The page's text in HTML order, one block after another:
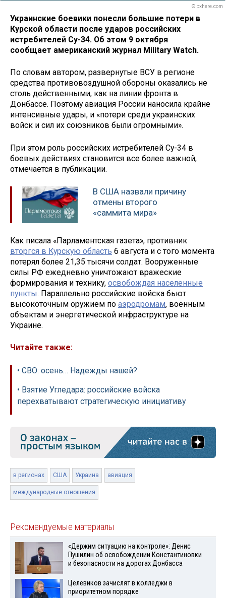
© pxhere.com
Украинские боевики понесли большие потери в
Курской области после ударов российских
истребителей Су-34. Об этом 9 октября
сообщает американский журнал Military Watch.
По словам автором, развернутые ВСУ в регионе
средства противовоздушной обороны оказались не
столь действенными, как на линии фронта в
Донбассе. Поэтому авиация России наносила крайне
интенсивные удары, и «потери среди украинских
войск и сил их союзников были огромными».
При этом роль российских истребителей Су-34 в
боевых действиях становится все более важной,
отмечается в публикации.
В США назвали причину
отмены второго
«саммита мира»
Как писала «Парламентская газета», противник
вторгся в Курскую область 6 августа и с того момента
потерял более 21,35 тысячи солдат. Вооруженные
силы РФ ежедневно уничтожают вражеские
формирования и технику, освобождая населенные
пункты. Параллельно российские войска бьют
высокоточным оружием по аэродромам, военным
объектам и энергетической инфраструктуре на
Украине.
Читайте также:
• СВО: осень… Надежды нашей?
• Взятие Угледара: российские войска
перехватывают стратегическую инициативу
в регионах США Украина авиация
международные отношения
Рекомендуемые материалы
«Держим ситуацию на контроле»: Денис
Пушилин об освобождении Константиновки
и безопасности на дорогах Донбасса
Целевиков зачислят в колледжи в
приоритетном порядке